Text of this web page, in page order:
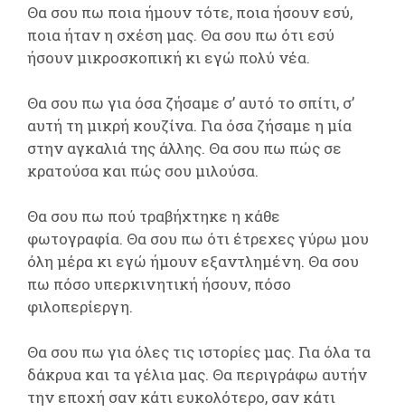
Θα σου πω ποια ήμουν τότε, ποια ήσουν εσύ,
ποια ήταν η σχέση μας. Θα σου πω ότι εσύ
ήσουν μικροσκοπική κι εγώ πολύ νέα.
Θα σου πω για όσα ζήσαμε σ’ αυτό το σπίτι, σ’
αυτή τη μικρή κουζίνα. Για όσα ζήσαμε η μία
στην αγκαλιά της άλλης. Θα σου πω πώς σε
κρατούσα και πώς σου μιλούσα.
Θα σου πω πού τραβήχτηκε η κάθε
φωτογραφία. Θα σου πω ότι έτρεχες γύρω μου
όλη μέρα κι εγώ ήμουν εξαντλημένη. Θα σου
πω πόσο υπερκινητική ήσουν, πόσο
φιλοπερίεργη.
Θα σου πω για όλες τις ιστορίες μας. Για όλα τα
δάκρυα και τα γέλια μας. Θα περιγράφω αυτήν
την εποχή σαν κάτι ευκολότερο, σαν κάτι